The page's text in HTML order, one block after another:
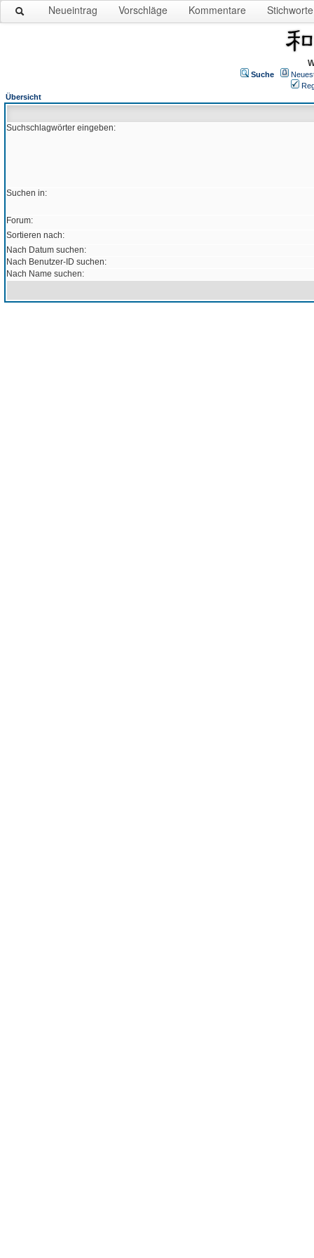
Neueintrag Vorschläge Kommentare Stichworte
Suche
Übersicht
Suchschlagwörter eingeben:
Suchen in:
Forum:
Sortieren nach:
Nach Datum suchen:
Nach Benutzer-ID suchen:
Nach Name suchen: